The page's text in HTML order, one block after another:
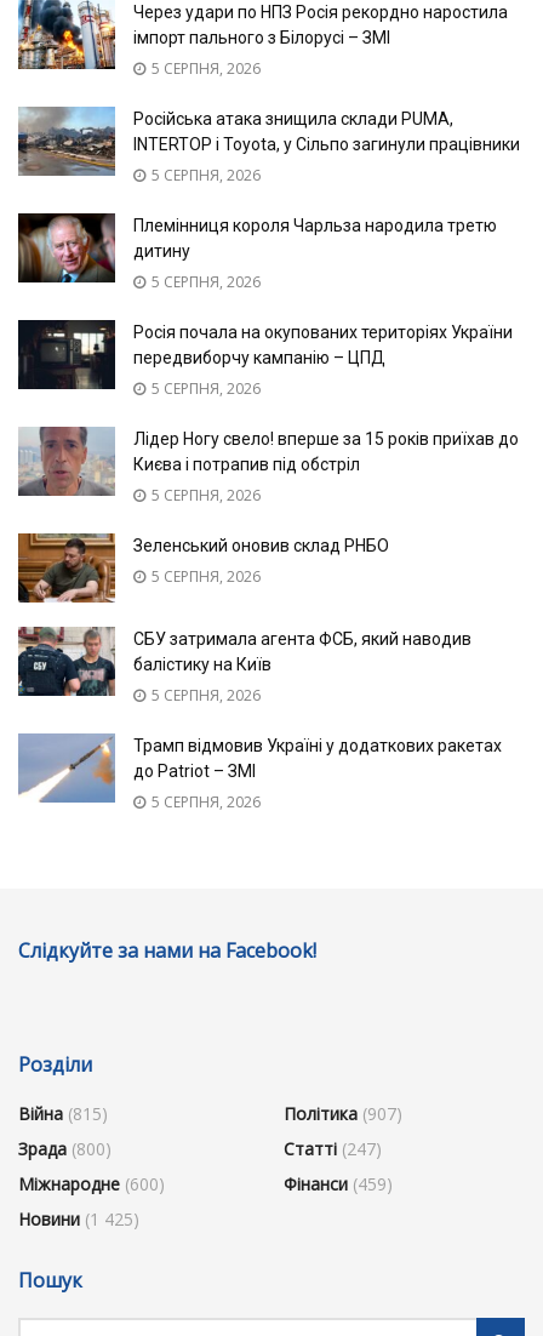
Через удари по НПЗ Росія рекордно наростила
імпорт пального з Білорусі – ЗМІ
5 СЕРПНЯ, 2026
Російська атака знищила склади PUMA,
INTERTOP і Toyota, у Сільпо загинули працівники
5 СЕРПНЯ, 2026
Племінниця короля Чарльза народила третю
дитину
5 СЕРПНЯ, 2026
Росія почала на окупованих територіях України
передвиборчу кампанію – ЦПД
5 СЕРПНЯ, 2026
Лідер Ногу свело! вперше за 15 років приїхав до
Києва і потрапив під обстріл
5 СЕРПНЯ, 2026
Зеленський оновив склад РНБО
5 СЕРПНЯ, 2026
СБУ затримала агента ФСБ, який наводив
балістику на Київ
5 СЕРПНЯ, 2026
Трамп відмовив Україні у додаткових ракетах
до Patriot – ЗМІ
5 СЕРПНЯ, 2026
Слідкуйте за нами на Facebook!
Розділи
Війна (815)
Зрада (800)
Міжнародне (600)
Новини (1 425)
Політика (907)
Статті (247)
Фінанси (459)
Пошук